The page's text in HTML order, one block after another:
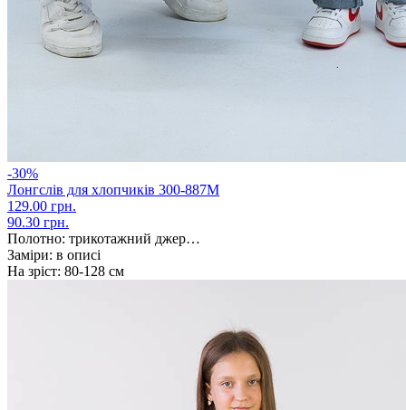
-30%
Лонгслів для хлопчиків 300-887М
129.00 грн.
90.30 грн.
Полотно: трикотажний джер…
Заміри: в описі
На зріст: 80-128 см